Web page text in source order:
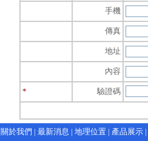
手機
傳真
地址
內容
* 驗證碼
關於我們 | 最新消息 | 地理位置| 產品展示|